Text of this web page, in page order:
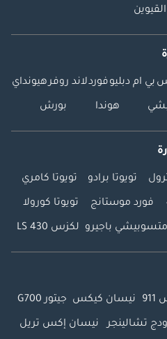
بي ام دبليوفوردلاند روفرهيونداي
هوندا بورش
تويوتا برادو تويوتا كامري
فورد موستانج تويوتا كورولا
متسوبيشي باجيرو لكزس LS 430
نيسان كيكس جيتور G700
تشالينجر نيسان إكس تريل